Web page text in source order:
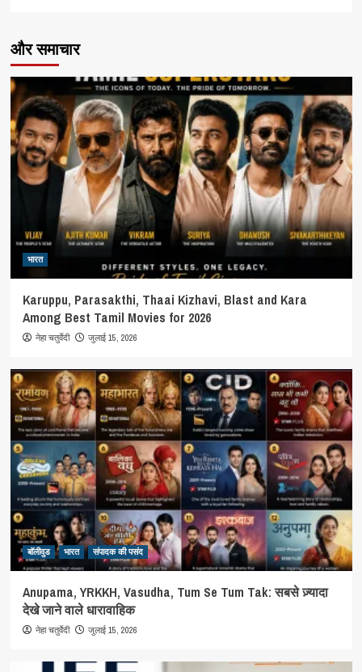
और समाचार
भारत
Karuppu, Parasakthi, Thaai Kizhavi, Blast and Kara
Among Best Tamil Movies for 2026
नेहा चतुर्वेदी जुलाई 15, 2026
बॉलीवुड भारत संपादक की पसंद
Anupama, YRKKH, Vasudha, Tum Se Tum Tak: सबसे ज़्यादा
देखे जाने वाले धारावाहिक
नेहा चतुर्वेदी जुलाई 15, 2026